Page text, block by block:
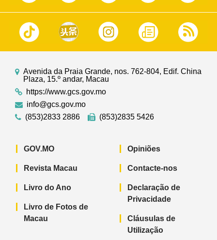
Avenida da Praia Grande, nos. 762-804, Edif. China
Plaza, 15.º andar, Macau
https://www.gcs.gov.mo
info@gcs.gov.mo
(853)2833 2886
(853)2835 5426
GOV.MO
Revista Macau
Livro do Ano
Livro de Fotos de
Macau
Opiniões
Contacte-nos
Declaração de
Privacidade
Cláusulas de
Utilização